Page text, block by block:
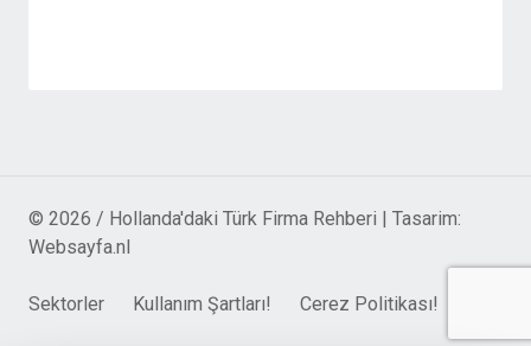
© 2026 / Hollanda'daki Türk Firma Rehberi | Tasarim:
Websayfa.nl
Sektorler Kullanım Şartları! Cerez Politikası!